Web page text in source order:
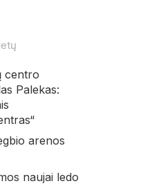
centro
Palekas:
arenos
naujai ledo